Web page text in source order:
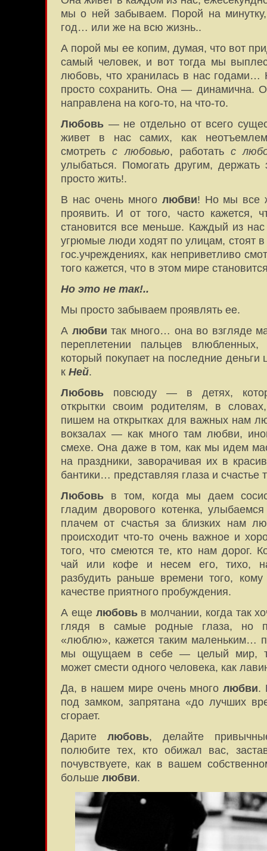
мы о ней забываем. Порой на
год… или же на всю жизнь..
А порой мы ее копим, думая, что вот
самый человек, и вот тогда мы
любовь, что хранилась в нас годами…
просто сохранить. Она — динамична.
направлена на кого-то, на что-то.
Любовь — не отдельно от всего
живет в нас самих, как
смотретьс любовью, работать с
улыбаться. Помогать другим,
просто жить!.
В нас очень много любви! Но мы все
проявить. И от того, часто кажется,
становится все меньше. Каждый из нас
угрюмые люди ходят по улицам, стоят в
гос.учреждениях, как неприветливо
того кажется, что в этом мире
Но это не так!..
Мы просто забываем проявлять ее.
А любви так много… она во взгляде
переплетении пальцев
который покупает на последние деньги
к Ней.
Любовь повсюду — в детях,
открытки своим родителям, в
пишем на открытках для важных нам
вокзалах — как много там любви,
смехе. Она даже в том, как мы идем
на праздники, заворачивая их в
бантики… представляя глаза и
Любовь в том, когда мы даем
гладим дворового котенка,
плачем от счастья за близких нам
происходит что-то очень важное и
того, что смеются те, кто нам дорог.
чай или кофе и несем его, тихо,
разбудить раньше времени того,
качестве приятного пробуждения.
А еще любовьв молчании, когда так
глядя в самые родные глаза, но
«люблю», кажется таким маленьким…
мы ощущаем в себе — целый мир,
может смести одного человека, как
Да, в нашем мире очень много любви.
под замком, запрятана «до лучших
сгорает.
Дарите любовь, делайте
полюбите тех, кто обижал вас,
почувствуете, как в вашем
больше любви.